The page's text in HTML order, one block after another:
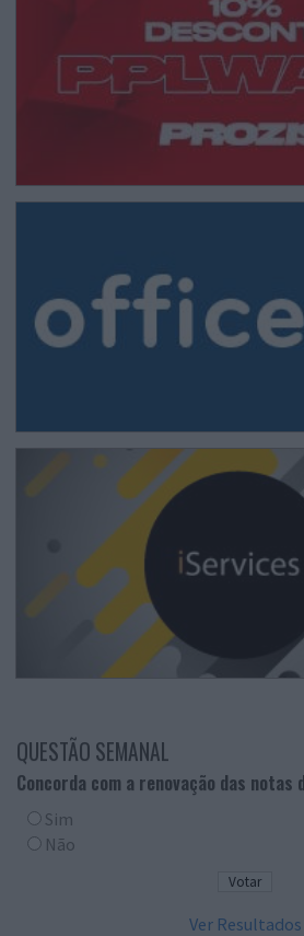
QUESTÃO SEMANAL
Concorda com a renovação das notas
Sim
Não
Ver Resultados